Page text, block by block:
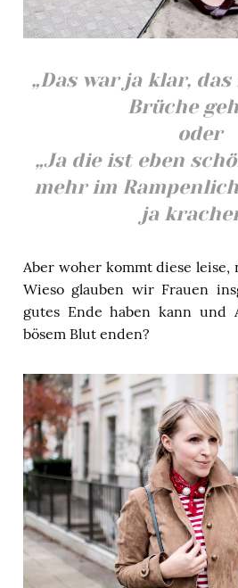
„Das war ja klar,
Brüche
oder
„Ja die ist eben
mehr im
ja
Aber woher kommt diese leise,
Wieso glauben wir Frauen
gutes Ende haben kann und
bösem Blut enden?